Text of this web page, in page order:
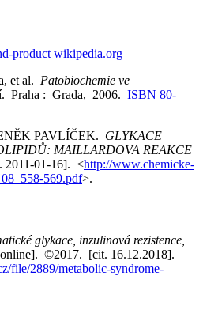
product wikipedia.org
et al. Patobiochemie ve
Praha : Grada, 2006. ISBN 80-
PAVLÍČEK. GLYKACE
MAILLARDOVA REAKCE
2011-01-16]. <http://www.chemicke-
569.pdf>.
glykace, inzulinová rezistence,
©2017. [cit. 16.12.2018].
file/2889/metabolic-syndrome-